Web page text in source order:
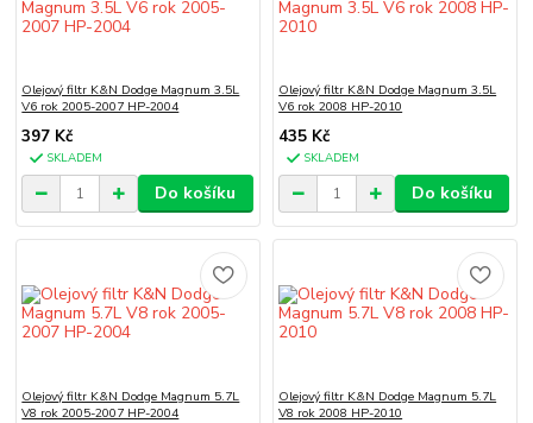
Olejový filtr K&N Dodge Magnum 3.5L
V6 rok 2005-2007 HP-2004
397 Kč
SKLADEM
Do košíku
Olejový filtr K&N Dodge Magnum 3.5L
V6 rok 2008 HP-2010
435 Kč
SKLADEM
Do košíku
Olejový filtr K&N Dodge Magnum 5.7L
V8 rok 2005-2007 HP-2004
Olejový filtr K&N Dodge Magnum 5.7L
V8 rok 2008 HP-2010